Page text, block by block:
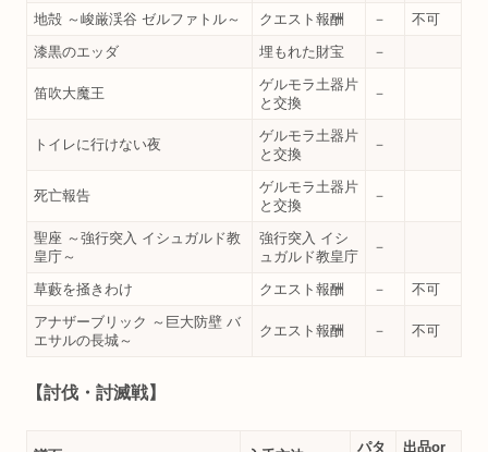
地殻 ～峻厳渓谷 ゼルファトル～ クエスト報酬 －
不可
漆黒のエッダ
埋もれた財宝 －
笛吹大魔王
ゲルモラ土器片
と交換
－
トイレに行けない夜
ゲルモラ土器片
と交換
－
死亡報告
ゲルモラ土器片
と交換
－
聖座 ～強行突入 イシュガルド教
皇庁～
強行突入 イシ
ュガルド教皇庁
－
草藪を掻きわけ クエスト報酬 －
不可
アナザーブリック ～巨大防壁 バ
エサルの長城～
クエスト報酬 － 不可
【討伐・討滅戦】
パタ
出品or